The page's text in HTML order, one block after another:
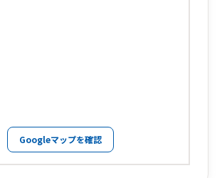
Googleマップを確認